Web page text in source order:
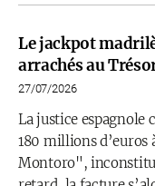
Le jackpot
arrachés au
27/07/2026
La justice espagnole
180 millions d’euros
Montoro",